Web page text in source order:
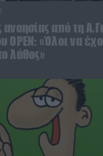
από τη
ΟΡΕΝ: «Όλοι να
λάθος»